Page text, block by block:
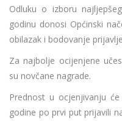
Odluku o izboru
godinu donosi Općinski
obilazak i bodovanje
Za najbolje ocijenjene
su novčane nagrade.
Prednost u ocjenjivanju
godine po prvi put prijavili